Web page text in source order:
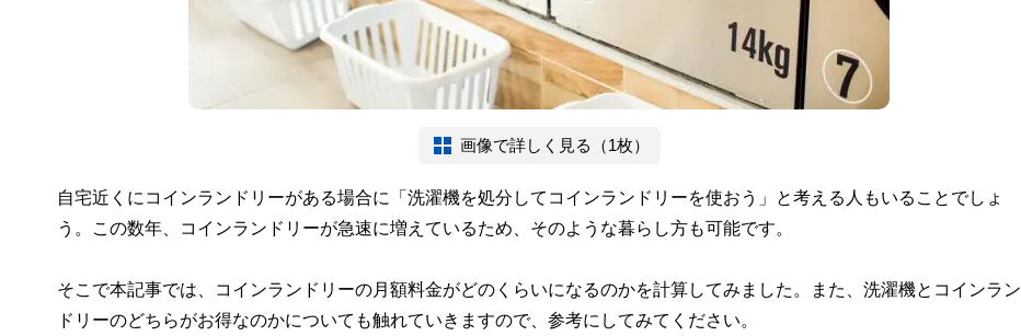
画像で詳しく見る（1枚）
自宅近くにコインランドリーがある場合に「洗濯機を処分してコインランドリーを使おう」と考える人もいることでしょ
う。この数年、コインランドリーが急速に増えているため、そのような暮らし方も可能です。
そこで本記事では、コインランドリーの月額料金がどのくらいになるのかを計算してみました。また、洗濯機とコインラン
ドリーのどちらがお得なのかについても触れていきますので、参考にしてみてください。